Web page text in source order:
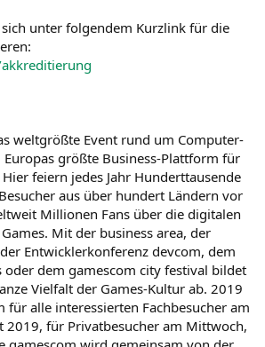
unter folgendem Kurzlink für die
weltgrößte Event rund um Computer-
größte Business-Plattform für
feiern jedes Jahr Hunderttausende
aus über hundert Ländern vor
Millionen Fans über die digitalen
Mit der business area, der
Entwicklerkonferenz devcom, dem
oder dem gamescom city festival bildet
Vielfalt der Games-Kultur ab. 2019
für alle interessierten Fachbesucher am
2019, für Privatbesucher am Mittwoch,